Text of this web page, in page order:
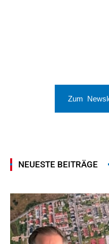
Zum
NEUESTE BEITRÄGE